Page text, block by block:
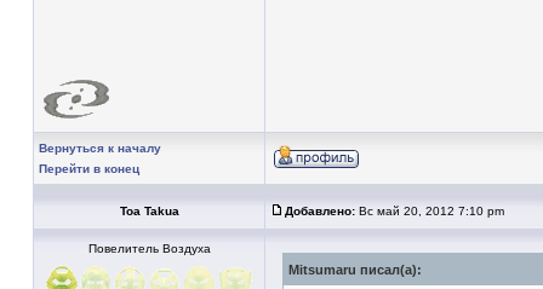
Вернуться к началу
Перейти в конец
Toa Takua Добавлено: Вс май 20, 2012 7:10 pm
Повелитель Воздуха
Mitsumaru писал(а):